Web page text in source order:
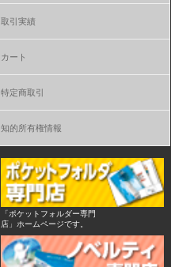
取引実績
カート
特定商取引
知的所有権情報
「ポケットフォルダー専門
店」ホームページです。